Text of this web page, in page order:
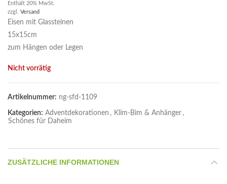
Enthält 20% MwSt.
zzgl. Versand
Eisen mit Glassteinen
15x15cm
zum Hängen oder Legen
Nicht vorrätig
Artikelnummer: ng-sfd-1109
Kategorien: Adventdekorationen , Klim-Bim & Anhänger ,
Schönes für Daheim
ZUSÄTZLICHE INFORMATIONEN